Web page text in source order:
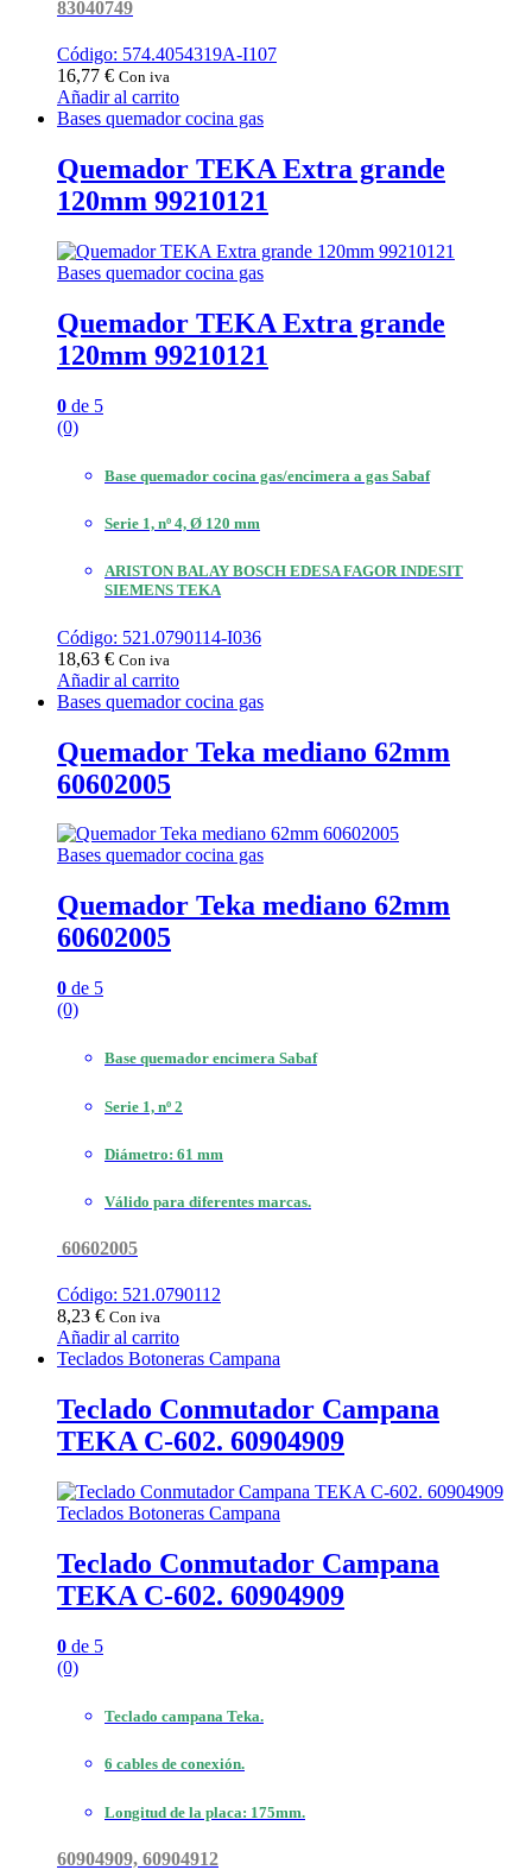
83040749
Código: 574.4054319A-I107
16,77 € Con iva
Añadir al carrito
Bases quemador cocina gas
Quemador TEKA Extra grande
120mm 99210121
Bases quemador cocina gas
Quemador TEKA Extra grande
120mm 99210121
0 de 5
(0)
Base quemador cocina gas/encimera a gas Sabaf
Serie 1, nº 4, Ø 120 mm
ARISTON BALAY BOSCH EDESA FAGOR INDESIT
SIEMENS TEKA
Código: 521.0790114-I036
18,63 € Con iva
Añadir al carrito
Bases quemador cocina gas
Quemador Teka mediano 62mm
60602005
Bases quemador cocina gas
Quemador Teka mediano 62mm
60602005
0 de 5
(0)
Base quemador encimera Sabaf
Serie 1, nº 2
Diámetro: 61 mm
Válido para diferentes marcas.
60602005
Código: 521.0790112
8,23 € Con iva
Añadir al carrito
Teclados Botoneras Campana
Teclado Conmutador Campana
TEKA C-602. 60904909
Teclados Botoneras Campana
Teclado Conmutador Campana
TEKA C-602. 60904909
0 de 5
(0)
Teclado campana Teka.
6 cables de conexión.
Longitud de la placa: 175mm.
60904909, 60904912